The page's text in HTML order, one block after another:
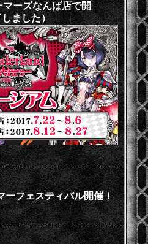
ーズなんば店で開
ました）
ーフェスティバル開催！